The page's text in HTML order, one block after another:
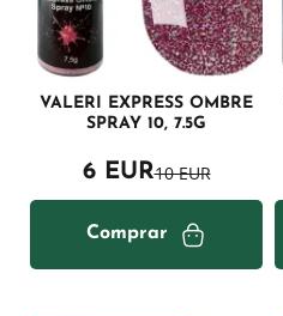
VALERI EXPRESS OMBRE
SPRAY 10, 7.5G
6 EUR10 EUR
Comprar